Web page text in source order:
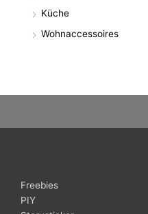
Küche
Wohnaccessoires
Freebies
PIY